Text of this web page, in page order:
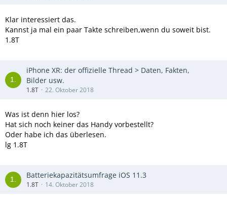
Klar interessiert das.
Kannst ja mal ein paar Takte schreiben,wenn du soweit bist.
1.8T
iPhone XR: der offizielle Thread > Daten, Fakten,
Bilder usw.
1.8T 22. Oktober 2018
Was ist denn hier los?
Hat sich noch keiner das Handy vorbestellt?
Oder habe ich das überlesen.
lg 1.8T
Batteriekapazitätsumfrage iOS 11.3
1.8T 14. Oktober 2018